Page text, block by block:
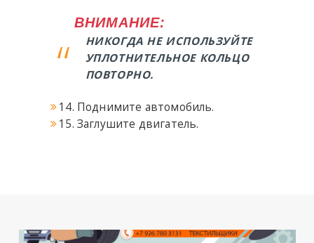
ВНИМАНИЕ:
НИКОГДА НЕ ИСПОЛЬЗУЙТЕ
УПЛОТНИТЕЛЬНОЕ КОЛЬЦО
ПОВТОРНО.
14. Поднимите автомобиль.
15. Заглушите двигатель.